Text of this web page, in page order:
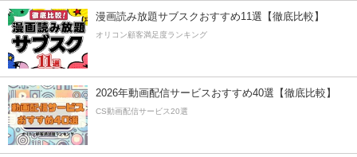
漫画読み放題サブスクおすすめ11選【徹底比較】
オリコン顧客満足度ランキング
2026年動画配信サービスおすすめ40選【徹底比較】
CS動画配信サービス20選